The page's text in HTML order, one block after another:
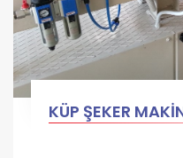
KÜP ŞEKER